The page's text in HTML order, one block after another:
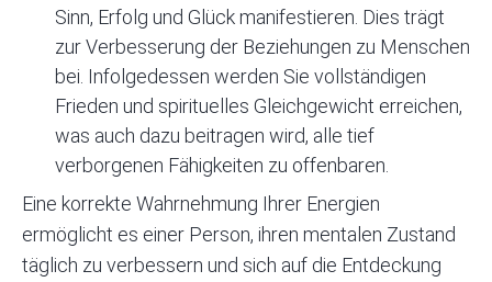
Sinn, Erfolg und Glück manifestieren. Dies trägt
zur Verbesserung der Beziehungen zu Menschen
bei. Infolgedessen werden Sie vollständigen
Frieden und spirituelles Gleichgewicht erreichen,
was auch dazu beitragen wird, alle tief
verborgenen Fähigkeiten zu offenbaren.
Eine korrekte Wahrnehmung Ihrer Energien
ermöglicht es einer Person, ihren mentalen Zustand
täglich zu verbessern und sich auf die Entdeckung